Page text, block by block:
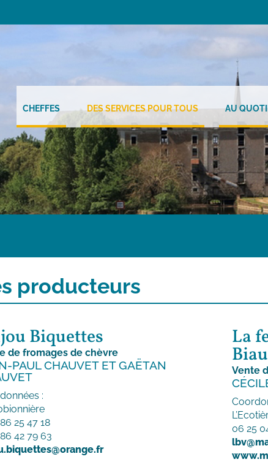
CHEFFES DES SERVICES POUR TOUS AU
producteurs
Biquettes
de fromages de chèvre
PAUL CHAUVET ET GAËTAN
:
25 47 18
42 79 63
La
Vente
06 25